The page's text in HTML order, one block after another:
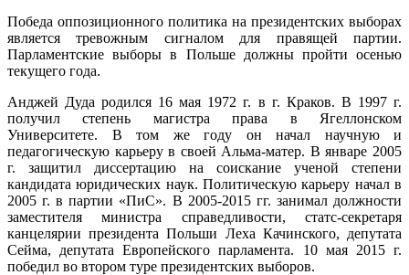
Победа оппозиционного политика на президентских выборах
является тревожным сигналом для правящей партии.
Парламентские выборы в Польше должны пройти осенью
текущего года.
Анджей Дуда родился 16 мая 1972 г. в г. Краков. В 1997 г.
получил степень магистра права в Ягеллонском
Университете. В том же году он начал научную и
педагогическую карьеру в своей Альма-матер. В январе 2005
г. защитил диссертацию на соискание ученой степени
кандидата юридических наук. Политическую карьеру начал в
2005 г. в партии «ПиС». В 2005-2015 гг. занимал должности
заместителя министра справедливости, статс-секретаря
канцелярии президента Польши Леха Качинского, депутата
Сейма, депутата Европейского парламента. 10 мая 2015 г.
победил во втором туре президентских выборов.